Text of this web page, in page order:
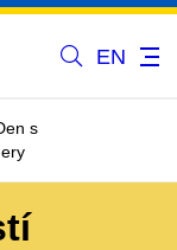
EN
s